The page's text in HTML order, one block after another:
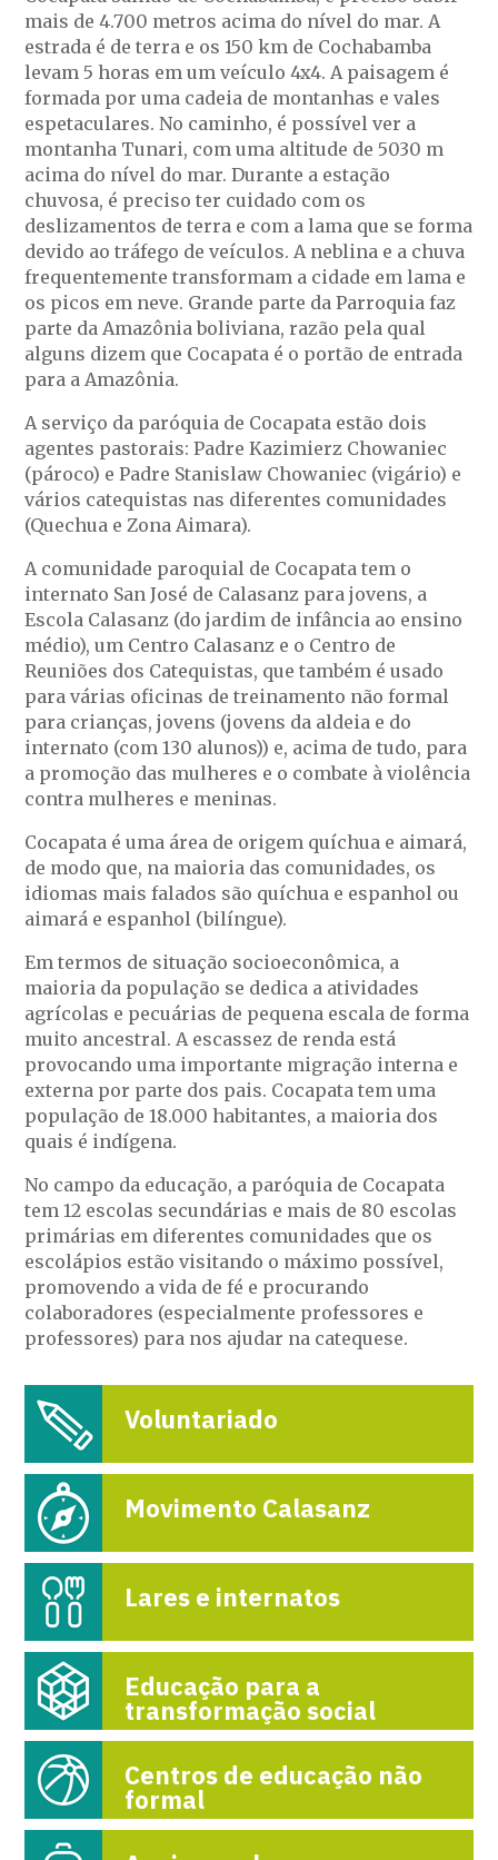
mais de 4.700 metros acima do nível do mar. A
estrada é de terra e os 150 km de Cochabamba
levam 5 horas em um veículo 4x4. A paisagem é
formada por uma cadeia de montanhas e vales
espetaculares. No caminho, é possível ver a
montanha Tunari, com uma altitude de 5030 m
acima do nível do mar. Durante a estação
chuvosa, é preciso ter cuidado com os
deslizamentos de terra e com a lama que se forma
devido ao tráfego de veículos. A neblina e a chuva
frequentemente transformam a cidade em lama e
os picos em neve. Grande parte da Parroquia faz
parte da Amazônia boliviana, razão pela qual
alguns dizem que Cocapata é o portão de entrada
para a Amazônia.
A serviço da paróquia de Cocapata estão dois
agentes pastorais: Padre Kazimierz Chowaniec
(pároco) e Padre Stanislaw Chowaniec (vigário) e
vários catequistas nas diferentes comunidades
(Quechua e Zona Aimara).
A comunidade paroquial de Cocapata tem o
internato San José de Calasanz para jovens, a
Escola Calasanz (do jardim de infância ao ensino
médio), um Centro Calasanz e o Centro de
Reuniões dos Catequistas, que também é usado
para várias oficinas de treinamento não formal
para crianças, jovens (jovens da aldeia e do
internato (com 130 alunos)) e, acima de tudo, para
a promoção das mulheres e o combate à violência
contra mulheres e meninas.
Cocapata é uma área de origem quíchua e aimará,
de modo que, na maioria das comunidades, os
idiomas mais falados são quíchua e espanhol ou
aimará e espanhol (bilíngue).
Em termos de situação socioeconômica, a
maioria da população se dedica a atividades
agrícolas e pecuárias de pequena escala de forma
muito ancestral. A escassez de renda está
provocando uma importante migração interna e
externa por parte dos pais. Cocapata tem uma
população de 18.000 habitantes, a maioria dos
quais é indígena.
No campo da educação, a paróquia de Cocapata
tem 12 escolas secundárias e mais de 80 escolas
primárias em diferentes comunidades que os
escolápios estão visitando o máximo possível,
promovendo a vida de fé e procurando
colaboradores (especialmente professores e
professores) para nos ajudar na catequese.
Voluntariado
Movimento Calasanz
Lares e internatos
Educação para a
transformação social
Centros de educação não
formal